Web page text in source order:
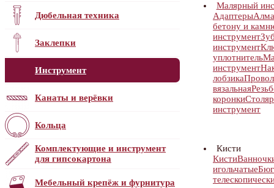
Дюбельная техника
Заклепки
Инструмент
Канаты и верёвки
Кольца
Комплектующие и инструмент
для гипсокартона
Мебельный крепёж и фурнитура
Малярный
Адаптеры
бетону и
инструмент
инструмент
уплотнитель
инструмент
лобзика
вязальная
коронки
инструмент
Кисти
Кисти
игольчатые